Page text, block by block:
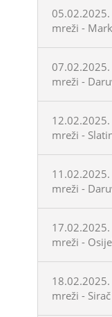
mreži -
mreži -
mreži -
mreži -
mreži -
mreži - Sirač